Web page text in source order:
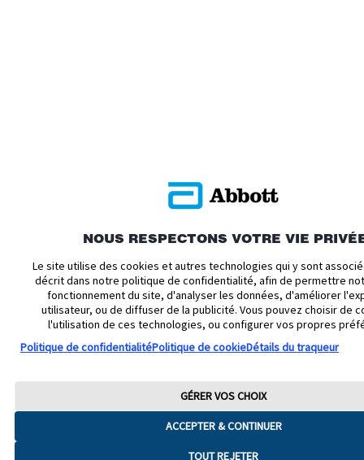
NOUS RESPECTONS VOTRE VIE
Le site utilise des cookies et autres technologies qui y sont
décrit dans notre politique de confidentialité, afin de permettre
fonctionnement du site, d'analyser les données, d'améliorer
utilisateur, ou de diffuser de la publicité. Vous pouvez choisir de
l'utilisation de ces technologies, ou configurer vos propres
Politique de confidentialitéPolitique de cookieDétails du traqueur
ACCEPTER & CONTINUER
TOUT REJETER
GÉRER VOS CHOIX